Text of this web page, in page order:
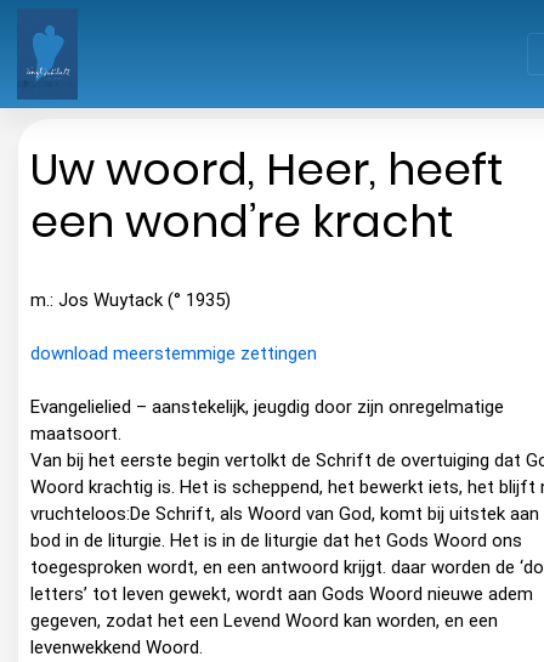
Uw woord, Heer, heeft
een wond’re kracht
m.: Jos Wuytack (° 1935)
download meerstemmige zettingen
Evangelielied – aanstekelijk, jeugdig door zijn onregelmatige
maatsoort.
Van bij het eerste begin vertolkt de Schrift de overtuiging dat
Woord krachtig is. Het is scheppend, het bewerkt iets, het blijft
vruchteloos:De Schrift, als Woord van God, komt bij uitstek aan
bod in de liturgie. Het is in de liturgie dat het Gods Woord ons
toegesproken wordt, en een antwoord krijgt. daar worden de
letters’ tot leven gewekt, wordt aan Gods Woord nieuwe adem
gegeven, zodat het een Levend Woord kan worden, en een
levenwekkend Woord.